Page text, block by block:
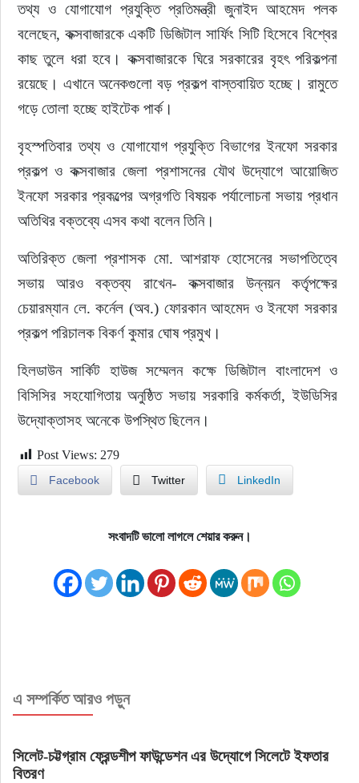
ইউরোপ
জাতীয়
সময়ের প্রলাপ
তথ্য ও যোগাযোগ প্রযুক্তি প্রতিমন্ত্রী জুনাইদ আহমেদ পলক
বলেছেন, কক্সবাজারকে একটি ডিজিটাল সার্ফিং সিটি হিসেবে বিশ্বের
কাছ তুলে ধরা হবে। কক্সবাজারকে ঘিরে সরকারের বৃহৎ পরিকল্পনা
রয়েছে। এখানে অনেকগুলো বড় প্রকল্প বাস্তবায়িত হচ্ছে। রামুতে
গড়ে তোলা হচ্ছে হাইটেক পার্ক।
বৃহস্পতিবার তথ্য ও যোগাযোগ প্রযুক্তি বিভাগের ইনফো সরকার
প্রকল্প ও কক্সবাজার জেলা প্রশাসনের যৌথ উদ্যোগে আয়োজিত
ইনফো সরকার প্রকল্পের অগ্রগতি বিষয়ক পর্যালোচনা সভায় প্রধান
অতিথির বক্তব্যে এসব কথা বলেন তিনি।
অতিরিক্ত জেলা প্রশাসক মো. আশরাফ হোসেনের সভাপতিত্বে
সভায় আরও বক্তব্য রাখেন- কক্সবাজার উন্নয়ন কর্তৃপক্ষের
চেয়ারম্যান লে. কর্নেল (অব.) ফোরকান আহমেদ ও ইনফো সরকার
প্রকল্প পরিচালক বিকর্ণ কুমার ঘোষ প্রমুখ।
হিলডাউন সার্কিট হাউজ সম্মেলন কক্ষে ডিজিটাল বাংলাদেশ ও
বিসিসির সহযোগিতায় অনুষ্ঠিত সভায় সরকারি কর্মকর্তা, ইউডিসির
উদ্যোক্তাসহ অনেকে উপস্থিত ছিলেন।
Post Views: 279
Facebook Twitter LinkedIn
সংবাদটি ভালো লাগলে শেয়ার করুন।
এ সম্পর্কিত আরও পড়ুন
সিলেট-চট্টগ্রাম ফ্রেন্ডশীপ ফাউন্ডেশন এর উদ্যোগে সিলেটে ইফতার
বিতরণ